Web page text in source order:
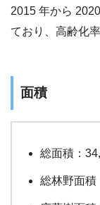
2015 年から
ており、高齢化
面積
総面積：
総林野面積